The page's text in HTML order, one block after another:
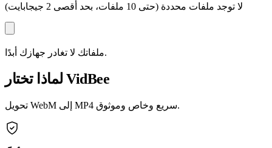
لا توجد ملفات محددة (حتى 10 ملفات، بحد أقصى 2 جيجابايت)
ملفاتك لا تغادر جهازك أبدًا.
لماذا تختار VidBee
تحويل WebM إلى MP4 سريع وخاص وموثوق.